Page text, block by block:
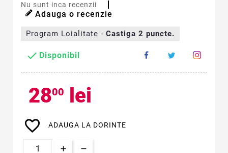
Nu sunt inca recenzii
Adauga o recenzie
Program Loialitate - Castiga 2 puncte.
 Disponibil
2800 lei
favorite_border ADAUGA LA DORINTE